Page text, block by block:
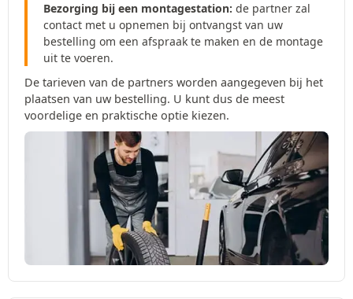
Bezorging bij een montagestation: de partner zal
contact met u opnemen bij ontvangst van uw
bestelling om een afspraak te maken en de montage
uit te voeren.
De tarieven van de partners worden aangegeven bij het
plaatsen van uw bestelling. U kunt dus de meest
voordelige en praktische optie kiezen.